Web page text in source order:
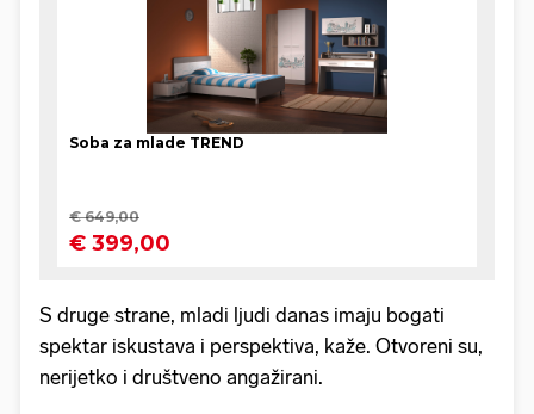
S druge strane, mladi ljudi danas imaju bogati
spektar iskustava i perspektiva, kaže. Otvoreni su,
nerijetko i društveno angažirani.